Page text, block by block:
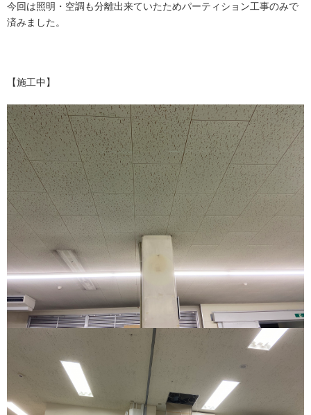
今回は照明・空調も分離出来ていたためパーティション工事のみで
済みました。
【施工中】